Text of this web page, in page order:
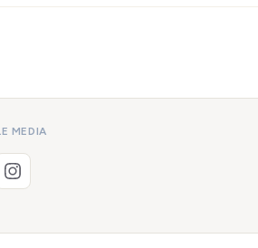
MEDIA